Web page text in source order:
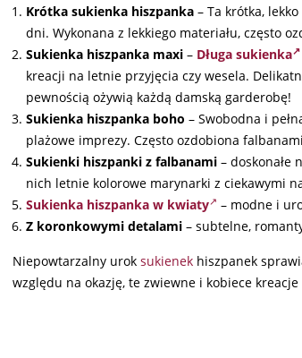
Krótka sukienka hiszpanka – Ta krótka,
dni. Wykonana z lekkiego materiału, często
Sukienka hiszpanka maxi – Długa sukienka
kreacji na letnie przyjęcia czy wesela.
pewnością ożywią każdą damską garderobę!
Sukienka hiszpanka boho – Swobodna i
plażowe imprezy. Często ozdobiona
Sukienki hiszpanki z falbanami – doskonałe
nich letnie kolorowe marynarki z ciekawymi
Sukienka hiszpanka w kwiaty
– modne i
Z koronkowymi detalami – subtelne,
Niepowtarzalny urok sukienek hiszpanek
względu na okazję, te zwiewne i kobiece